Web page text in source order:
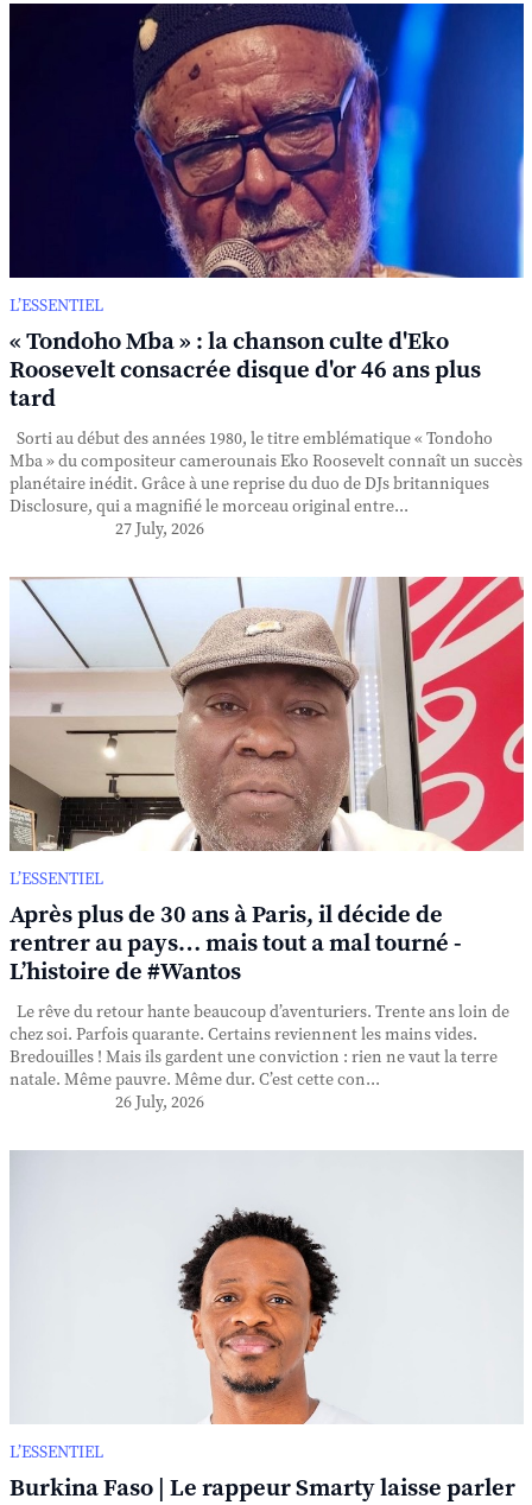
L’ESSENTIEL
« Tondoho Mba » : la chanson culte d'Eko
Roosevelt consacrée disque d'or 46 ans plus
tard
Sorti au début des années 1980, le titre emblématique « Tondoho
Mba » du compositeur camerounais Eko Roosevelt connaît un succès
planétaire inédit. Grâce à une reprise du duo de DJs britanniques
Disclosure, qui a magnifié le morceau original entre...
27 July, 2026
L’ESSENTIEL
Après plus de 30 ans à Paris, il décide de
rentrer au pays… mais tout a mal tourné -
L’histoire de #Wantos
Le rêve du retour hante beaucoup d’aventuriers. Trente ans loin de
chez soi. Parfois quarante. Certains reviennent les mains vides.
Bredouilles ! Mais ils gardent une conviction : rien ne vaut la terre
natale. Même pauvre. Même dur. C’est cette con...
26 July, 2026
L’ESSENTIEL
Burkina Faso | Le rappeur Smarty laisse parler